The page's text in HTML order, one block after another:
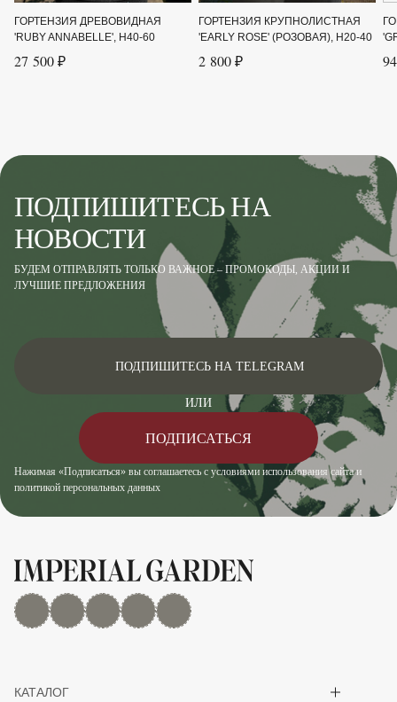
Цвет цветка Белый, Розовый
ГОРТЕНЗИЯ ДРЕВОВИДНАЯ
'RUBY ANNABELLE', H40-60
27 500 ₽
ГОРТЕНЗИЯ КРУПНОЛИСТНАЯ
'EARLY ROSE' (РОЗОВАЯ), H20-40
2 800 ₽
ПОДПИШИТЕСЬ НА
НОВОСТИ
БУДЕМ ОТПРАВЛЯТЬ ТОЛЬКО ВАЖНОЕ – ПРОМОКОДЫ, АКЦИИ И
ЛУЧШИЕ ПРЕДЛОЖЕНИЯ
Нажимая «Подписаться» вы соглашаетесь с условиями использования сайта и
политикой персональных данных
ПОДПИШИТЕСЬ НА TELEGRAM
ИЛИ
ПОДПИСАТЬСЯ
MAX Дзен YouTuberutubeTelegram
КАТАЛОГ